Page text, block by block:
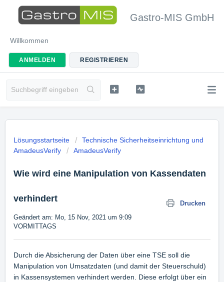
Gastro-MIS GmbH
Willkommen
ANMELDEN REGISTRIEREN
Lösungsstartseite
Technische Sicherheitseinrichtung und
AmadeusVerify
AmadeusVerify
Wie wird eine Manipulation von Kassendaten
verhindert
Drucken
Geändert am: Mo, 15 Nov, 2021 um 9:09
VORMITTAGS
Durch die Absicherung der Daten über eine TSE soll die
Manipulation von Umsatzdaten (und damit der Steuerschuld)
in Kassensystemen verhindert werden. Diese erfolgt über ein